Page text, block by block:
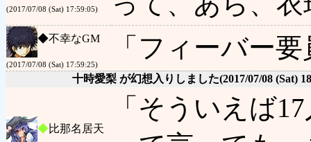
(2017/07/08 (Sat) 17:59:05)
◆不幸なGM
(2017/07/08 (Sat) 17:59:25)
「フィーバー
十時愛梨 が幻想入りしました(2017/07/08 (Sat)
◆比那名居天
「そういえば